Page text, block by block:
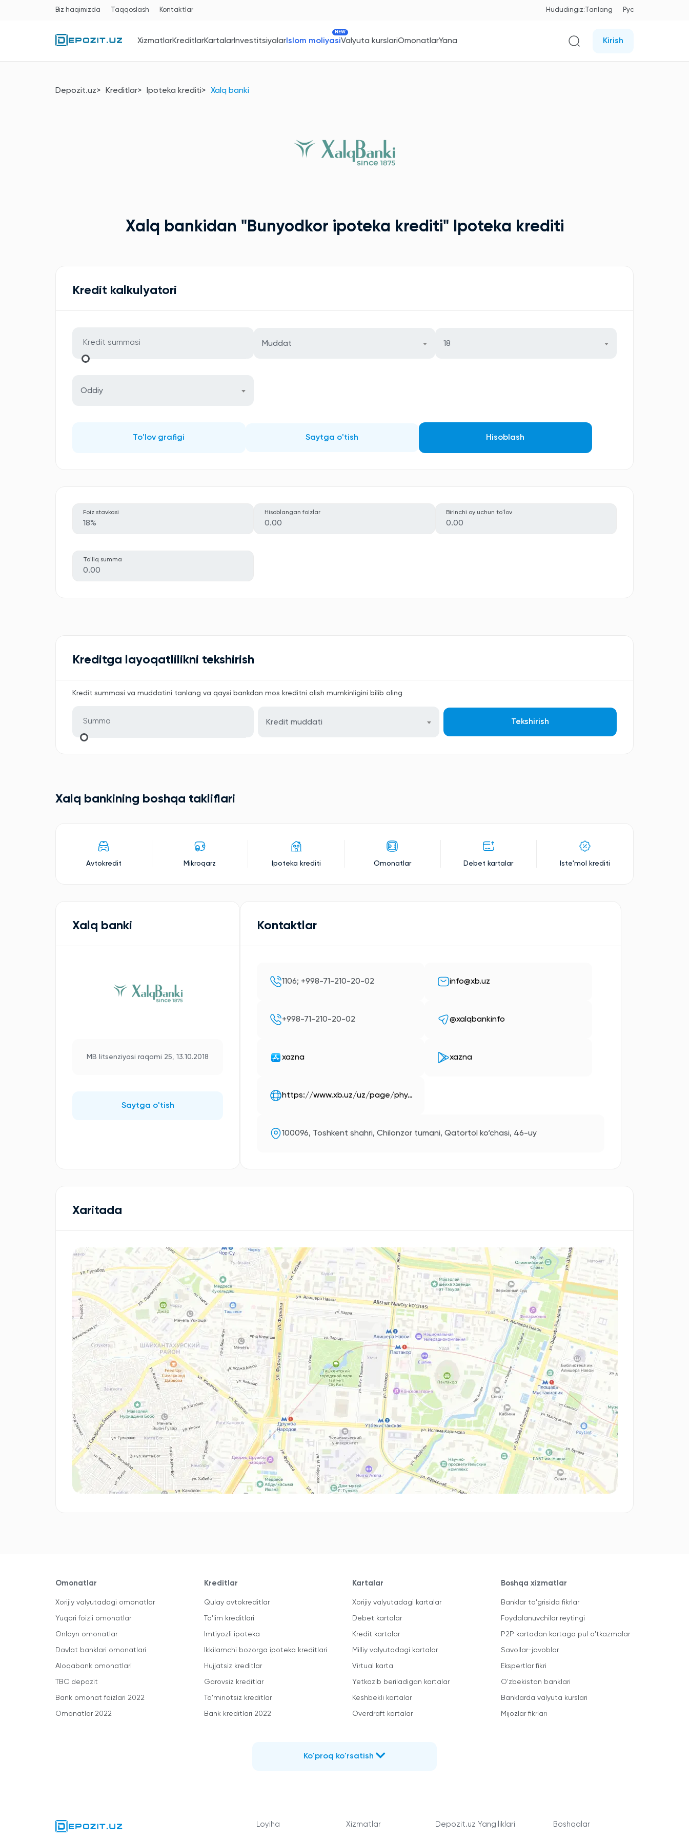
Biz haqimizda Taqqoslash Kontaktlar Hududingiz:Tanlang Рус
XizmatlarKreditlarKartalarInvestitsiyalarIslom moliyasi
NEW
Valyuta kurslariOmonatlarYana Kirish
Depozit.uz Kreditlar Ipoteka krediti Xalq banki
Xalq bankidan "Bunyodkor ipoteka krediti" Ipoteka krediti
Kredit kalkulyatori
Muddat 18
Oddiy
To'lov grafigi Saytga o'tish Hisoblash
Foiz stavkasi
18%
Hisoblangan foizlar
0.00
Birinchi oy uchun to'lov
0.00
To'liq summa
0.00
Kreditga layoqatlilikni tekshirish
Kredit summasi va muddatini tanlang va qaysi bankdan mos kreditni olish mumkinligini bilib oling
Kredit muddati Tekshirish
Xalq bankining boshqa takliflari
Avtokredit Mikroqarz Ipoteka krediti Omonatlar Debet kartalar Iste'mol krediti
Xalq banki
MB litsenziyasi raqami 25, 13.10.2018
Saytga o'tish
Kontaktlar
1106; +998-71-210-20-02 info@xb.uz
+998-71-210-20-02 @xalqbankinfo
xazna xazna
https://www.xb.uz/uz/page/phy…
100096, Toshkent shahri, Chilonzor tumani, Qatortol ko‘chasi, 46-uy
Xaritada
Omonatlar
Xorijiy valyutadagi omonatlar
Yuqori foizli omonatlar
Onlayn omonatlar
Davlat banklari omonatlari
Aloqabank omonatlari
TBC depozit
Bank omonat foizlari 2022
Omonatlar 2022
Kreditlar
Qulay avtokreditlar
Ta'lim kreditlari
Imtiyozli ipoteka
Ikkilamchi bozorga ipoteka kreditlari
Hujjatsiz kreditlar
Garovsiz kreditlar
Ta'minotsiz kreditlar
Bank kreditlari 2022
Kartalar
Xorijiy valyutadagi kartalar
Debet kartalar
Kredit kartalar
Milliy valyutadagi kartalar
Virtual karta
Yetkazib beriladigan kartalar
Keshbekli kartalar
Overdraft kartalar
Boshqa xizmatlar
Banklar to'grisida fikrlar
Foydalanuvchilar reytingi
P2P kartadan kartaga pul o'tkazmalar
Savollar-javoblar
Ekspertlar fikri
O'zbekiston banklari
Banklarda valyuta kurslari
Mijozlar fikrlari
Ko'proq ko'rsatish
Loyiha Xizmatlar Depozit.uz Yangiliklari Boshqalar